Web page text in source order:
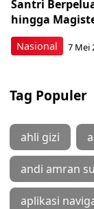
Nasional
Santri
hingga
7 Mei
Tag Populer
ahli gizi
andi amran
aplikasi